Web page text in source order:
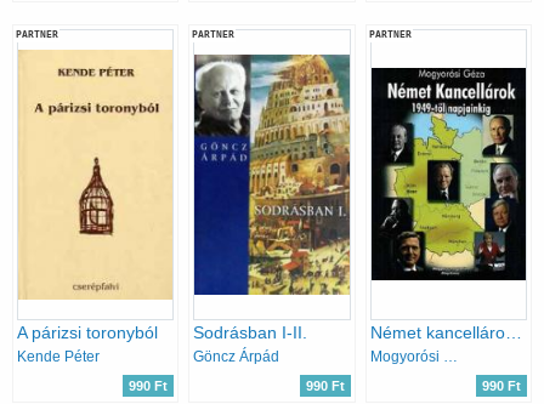
PARTNER
A párizsi toronyból
Kende Péter
990 Ft
PARTNER
Sodrásban I-II.
Göncz Árpád
990 Ft
PARTNER
Német kancellárok (1949-től napjainkig)
Mogyorósi Géza
990 Ft